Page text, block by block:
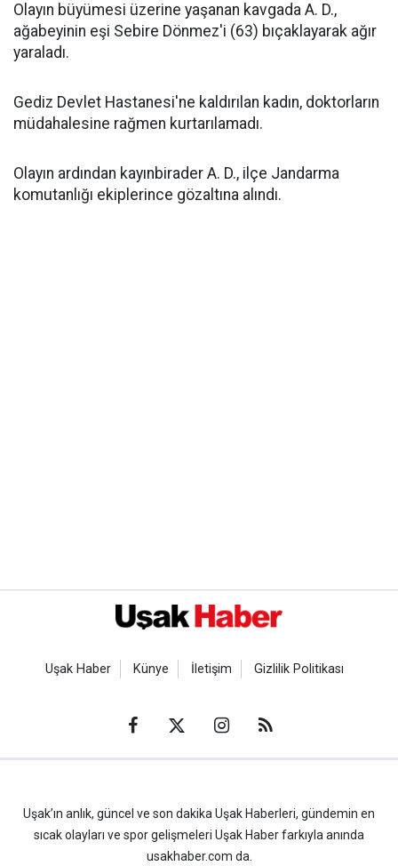
Olayın büyümesi üzerine yaşanan kavgada A. D.,
ağabeyinin eşi Sebire Dönmez'i (63) bıçaklayarak ağır
yaraladı.
Gediz Devlet Hastanesi'ne kaldırılan kadın, doktorların
müdahalesine rağmen kurtarılamadı.
Olayın ardından kayınbirader A. D., ilçe Jandarma
komutanlığı ekiplerince gözaltına alındı.
Uşak Haber Künye İletişim Gizlilik Politikası
Uşak’ın anlık, güncel ve son dakika Uşak Haberleri, gündemin en
sıcak olayları ve spor gelişmeleri Uşak Haber farkıyla anında
usakhaber.com da.